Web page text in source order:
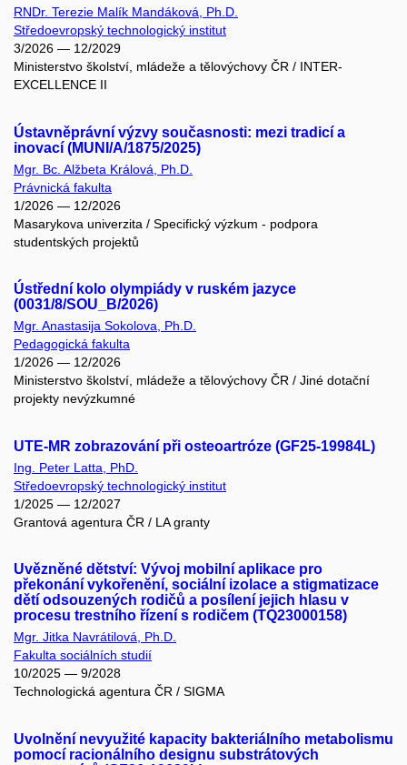
RNDr. Terezie Malík Mandáková, Ph.D.
Středoevropský technologický institut
3/2026 — 12/2029
Ministerstvo školství, mládeže a tělovýchovy ČR / INTER-
EXCELLENCE II
Ústavněprávní výzvy současnosti: mezi tradicí a
inovací (MUNI/A/1875/2025)
Mgr. Bc. Alžbeta Králová, Ph.D.
Právnická fakulta
1/2026 — 12/2026
Masarykova univerzita / Specifický výzkum - podpora
studentských projektů
Ústřední kolo olympiády v ruském jazyce
(0031/8/SOU_B/2026)
Mgr. Anastasija Sokolova, Ph.D.
Pedagogická fakulta
1/2026 — 12/2026
Ministerstvo školství, mládeže a tělovýchovy ČR / Jiné dotační
projekty nevýzkumné
UTE-MR zobrazování při osteoartróze (GF25-19984L)
Ing. Peter Latta, PhD.
Středoevropský technologický institut
1/2025 — 12/2027
Grantová agentura ČR / LA granty
Uvězněné dětství: Vývoj mobilní aplikace pro
překonání vykořenění, sociální izolace a stigmatizace
dětí odsouzených rodičů a posílení jejich hlasu v
procesu trestního řízení s rodičem (TQ23000158)
Mgr. Jitka Navrátilová, Ph.D.
Fakulta sociálních studií
10/2025 — 9/2028
Technologická agentura ČR / SIGMA
Uvolnění nevyužité kapacity bakteriálního metabolismu
pomocí racionálního designu substrátových